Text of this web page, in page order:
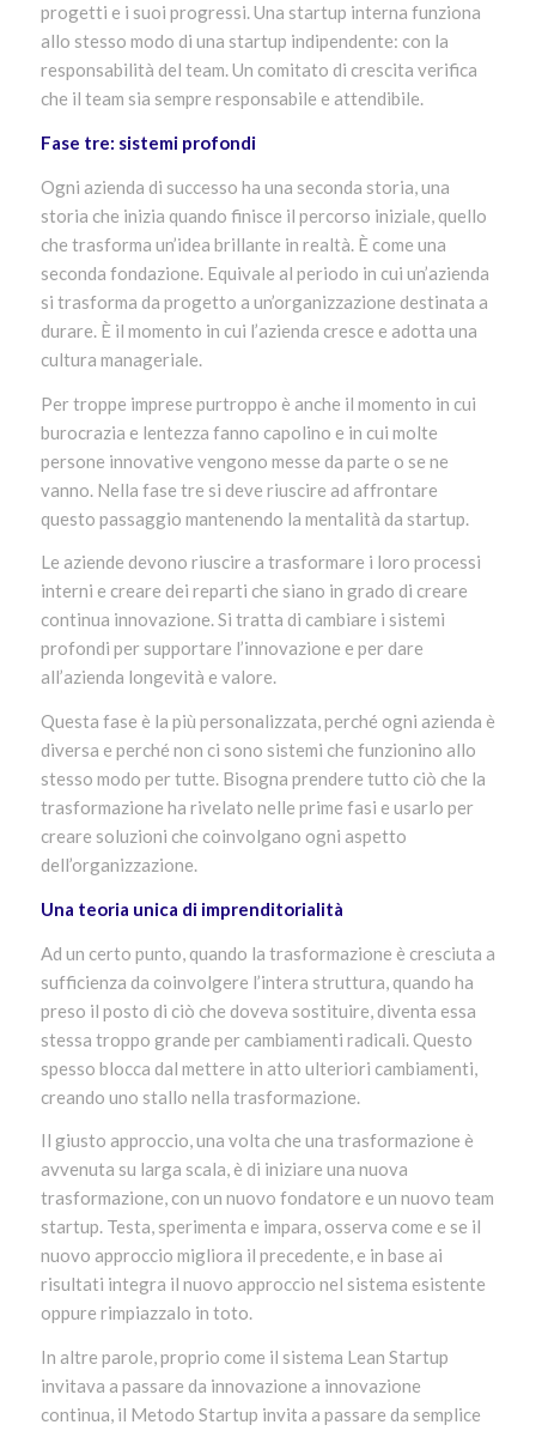
progetti e i suoi progressi. Una startup interna funziona
allo stesso modo di una startup indipendente: con la
responsabilità del team. Un comitato di crescita verifica
che il team sia sempre responsabile e attendibile.
Fase tre: sistemi profondi
Ogni azienda di successo ha una seconda storia, una
storia che inizia quando finisce il percorso iniziale, quello
che trasforma un’idea brillante in realtà. È come una
seconda fondazione. Equivale al periodo in cui un’azienda
si trasforma da progetto a un’organizzazione destinata a
durare. È il momento in cui l’azienda cresce e adotta una
cultura manageriale.
Per troppe imprese purtroppo è anche il momento in cui
burocrazia e lentezza fanno capolino e in cui molte
persone innovative vengono messe da parte o se ne
vanno. Nella fase tre si deve riuscire ad affrontare
questo passaggio mantenendo la mentalità da startup.
Le aziende devono riuscire a trasformare i loro processi
interni e creare dei reparti che siano in grado di creare
continua innovazione. Si tratta di cambiare i sistemi
profondi per supportare l’innovazione e per dare
all’azienda longevità e valore.
Questa fase è la più personalizzata, perché ogni azienda è
diversa e perché non ci sono sistemi che funzionino allo
stesso modo per tutte. Bisogna prendere tutto ciò che la
trasformazione ha rivelato nelle prime fasi e usarlo per
creare soluzioni che coinvolgano ogni aspetto
dell’organizzazione.
Una teoria unica di imprenditorialità
Ad un certo punto, quando la trasformazione è cresciuta a
sufficienza da coinvolgere l’intera struttura, quando ha
preso il posto di ciò che doveva sostituire, diventa essa
stessa troppo grande per cambiamenti radicali. Questo
spesso blocca dal mettere in atto ulteriori cambiamenti,
creando uno stallo nella trasformazione.
Il giusto approccio, una volta che una trasformazione è
avvenuta su larga scala, è di iniziare una nuova
trasformazione, con un nuovo fondatore e un nuovo team
startup. Testa, sperimenta e impara, osserva come e se il
nuovo approccio migliora il precedente, e in base ai
risultati integra il nuovo approccio nel sistema esistente
oppure rimpiazzalo in toto.
In altre parole, proprio come il sistema Lean Startup
invitava a passare da innovazione a innovazione
continua, il Metodo Startup invita a passare da semplice